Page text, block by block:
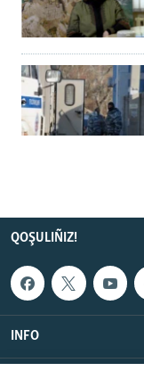
QOŞULIÑIZ!
INFO